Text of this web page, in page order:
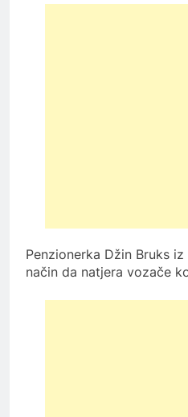
Penzionerka Džin Bruks
način da natjera vozače